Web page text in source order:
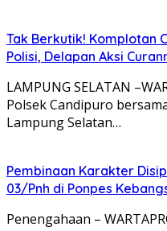
Tak Berkutik! Komplotan
Polisi, Delapan Aksi
LAMPUNG SELATAN
Polsek Candipuro
Lampung Selatan…
Pembinaan Karakter
03/Pnh di Ponpes
Penengahaan –